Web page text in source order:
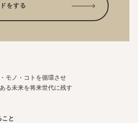
をする
モノ・コトを循環させ
る未来を将来世代に残す
と